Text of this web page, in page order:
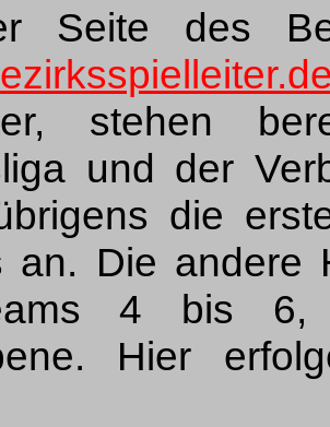
Seite des
stehen
und der
die
an. Die andere
4 bis 6,
Hier